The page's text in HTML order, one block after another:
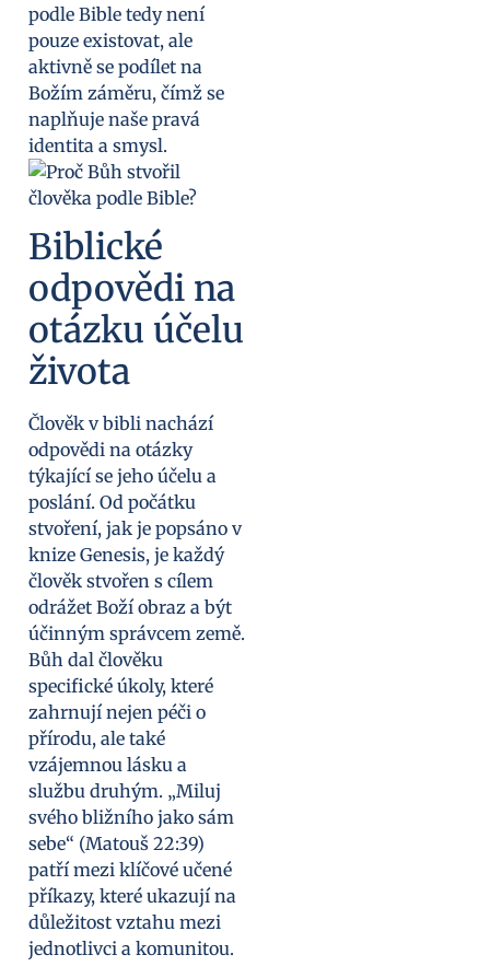
podle Bible tedy není
pouze existovat, ale
aktivně se podílet na
Božím záměru, čímž se
naplňuje naše pravá
identita a smysl.
Biblické
odpovědi na
otázku účelu
života
Člověk v bibli nachází
odpovědi na otázky
týkající se jeho účelu a
poslání. Od počátku
stvoření, jak je popsáno v
knize Genesis, je každý
člověk stvořen s cílem
odrážet Boží obraz a být
účinným správcem země.
Bůh dal člověku
specifické úkoly, které
zahrnují nejen péči o
přírodu, ale také
vzájemnou lásku a
službu druhým. „Miluj
svého bližního jako sám
sebe“ (Matouš 22:39)
patří mezi klíčové učené
příkazy, které ukazují na
důležitost vztahu mezi
jednotlivci a komunitou.